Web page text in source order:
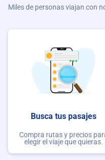
Miles de personas viajan con
Busca tus pasajes
Compra rutas y precios
elegir el viaje que quieras.